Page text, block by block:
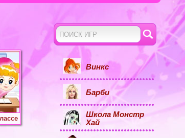
Винкс
Барби
Школа Монстр
Хай